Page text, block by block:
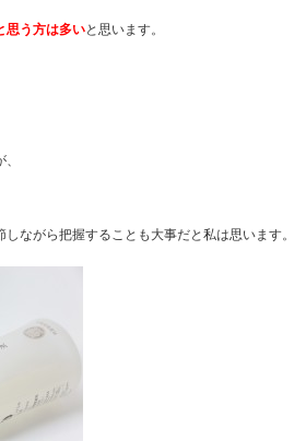
思う方は多いと思います。
ながら把握することも大事だと私は思います。